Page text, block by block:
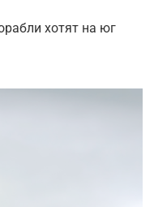
хотят на юг